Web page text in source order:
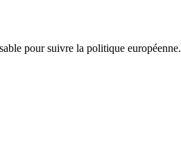
pour suivre la politique européenne.